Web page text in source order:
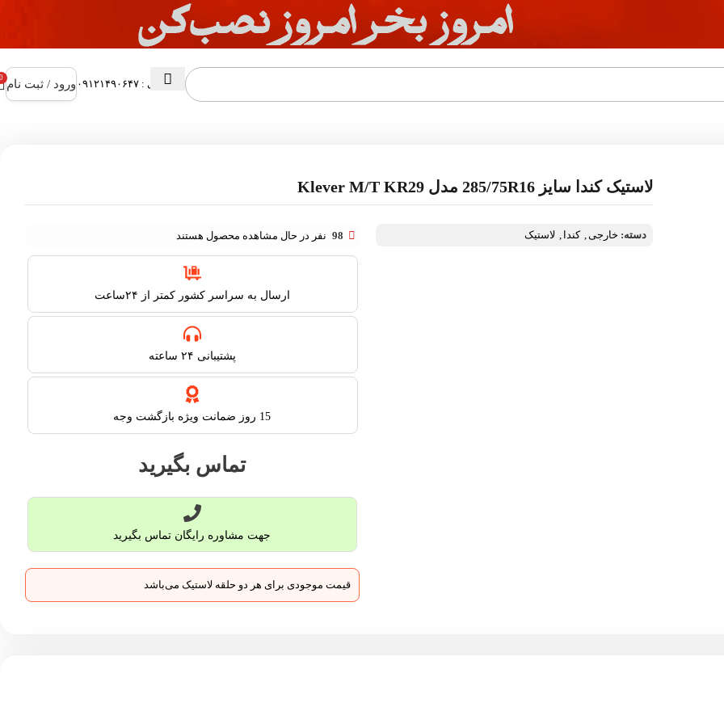
پشتیبانی : ۰۹۱۲۱۴۹۰۶۴۷ ورود / ثبت نام
لاستیک کندا سایز 285/75R16 مدل Klever M/T KR29
دسته: خارجی, کندا , لاستیک 98 نفر در حال مشاهده محصول هستند
ارسال به سراسر کشور کمتر از ۲۴ساعت
پشتیبانی ۲۴ ساعته​
15 روز ضمانت ویژه بازگشت وجه
تماس بگیرید
جهت مشاوره رایگان تماس بگیرید
قیمت موجودی برای هر دو حلقه لاستیک می‌باشد